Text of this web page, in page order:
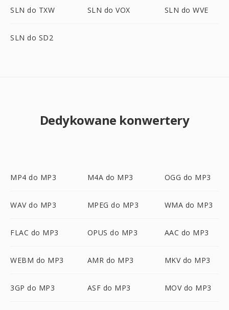
SLN do TXW SLN do VOX SLN do WVE
SLN do SD2
Dedykowane konwertery
MP4 do MP3 M4A do MP3 OGG do MP3
WAV do MP3 MPEG do MP3 WMA do MP3
FLAC do MP3 OPUS do MP3 AAC do MP3
WEBM do MP3 AMR do MP3 MKV do MP3
3GP do MP3 ASF do MP3 MOV do MP3